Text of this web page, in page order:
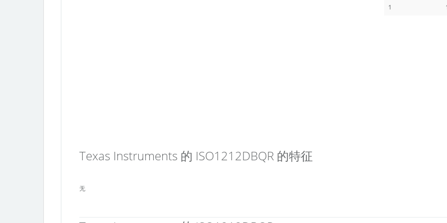
1
Texas Instruments 的 ISO1212DBQR 的特征
无